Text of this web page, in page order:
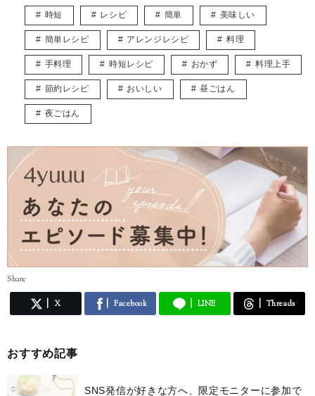
インスタグラム* @eriusa0325https://instagram.com/eriusa0325/
メール* eriusa0325@gmail.com
(コンタクトはインスタグラムのDM、メールアドレスへお願いいたしま
※恐れ入りますが、商品に関してのご質問にはお答えしかねます。
時短 レシピ 簡単 美味しい
簡単レシピ アレンジレシピ 料理
手料理 時短レシピ おかず 料理上手
節約レシピ おいしい 昼ごはん
夜ごはん
Share
X Facebook LINE Threads
おすすめ記事
SNS発信が好きな方へ、限定モニターに参加で